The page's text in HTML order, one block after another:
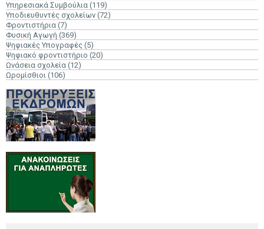
Υπηρεσιακά Συμβούλια (119)
Υποδιευθυντές σχολείων (72)
Φροντιστήρια (7)
Φυσική Αγωγή (369)
Ψηφιακές Υπογραφές (5)
Ψηφιακό φροντιστήριο (20)
Ωνάσεια σχολεία (12)
Ωρομίσθιοι (106)